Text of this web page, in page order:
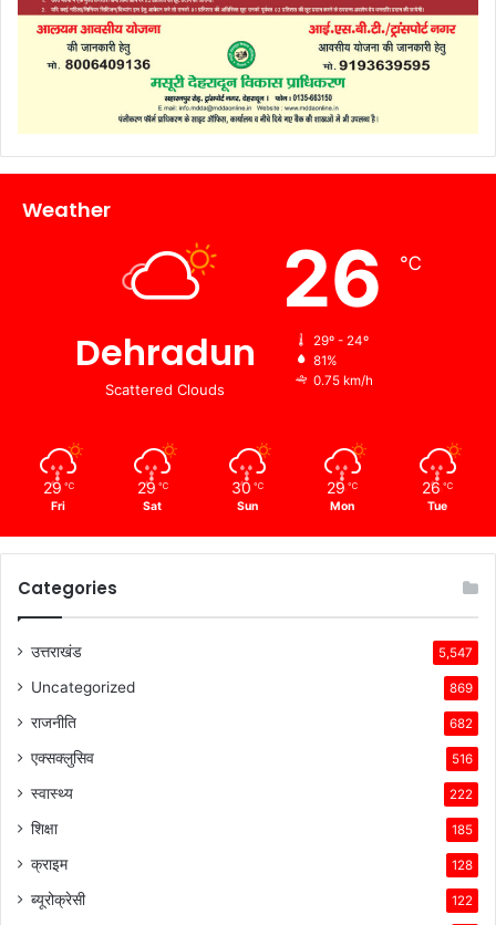
Weather
Dehradun
Scattered Clouds
26 ℃
29º - 24º
81%
0.75 km/h
29 ℃
Fri
29 ℃
Sat
30 ℃
Sun
29 ℃
Mon
26 ℃
Tue
Categories
उत्तराखंड 5,547
Uncategorized 869
राजनीति 682
एक्सक्लुसिव 516
स्वास्थ्य 222
शिक्षा 185
क्राइम 128
ब्यूरोक्रेसी 122